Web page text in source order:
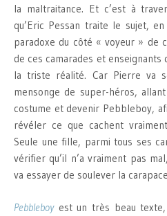
la maltraitance. Et c’est à
qu’Eric Pessan traite le sujet,
paradoxe du côté « voyeur » de
de ces camarades et
la triste réalité. Car Pierre va
mensonge de super-héros,
costume et devenir Pebbleboy,
révéler ce que cachent
Seule une fille, parmi tous ses
vérifier qu’il n’a vraiment pas
va essayer de soulever la
Pebbleboyest un très beau